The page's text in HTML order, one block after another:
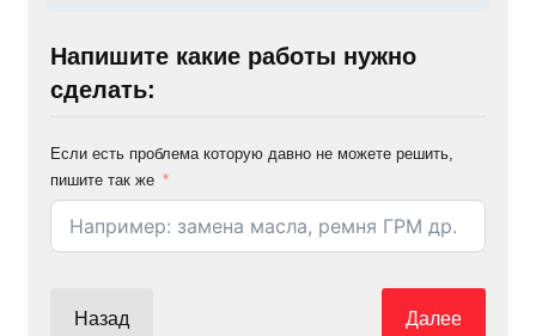
Напишите какие работы нужно
сделать:
Если есть проблема которую давно не можете решить,
пишите так же
Назад Далее